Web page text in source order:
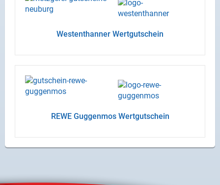
Wes­tent­han­ner Wert­gut­schein
REWE Gug­gen­mos Wert­gut­schein